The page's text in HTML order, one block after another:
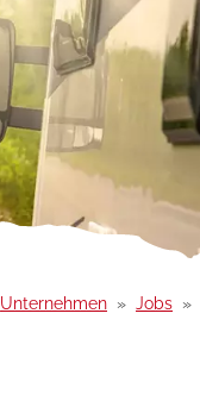
Unternehmen Jobs